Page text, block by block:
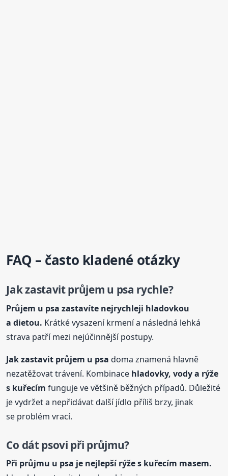
FAQ – často kladené otázky
Jak zastavit průjem u psa rychle?
Průjem u psa zastavíte nejrychleji hladovkou
a dietou. Krátké vysazení krmení a následná lehká
strava patří mezi nejúčinnější postupy.
Jak zastavit průjem u psa doma znamená hlavně
nezatěžovat trávení. Kombinace hladovky, vody a rýže
s kuřecím funguje ve většině běžných případů. Důležité
je vydržet a nepřidávat další jídlo příliš brzy, jinak
se problém vrací.
Co dát psovi při průjmu?
Při průjmu u psa je nejlepší rýže s kuřecím masem.